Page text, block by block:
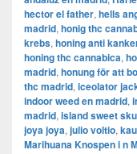
hector el father, hells
madrid, honig thc
krebs, honing anti
honing thc cannabica,
madrid, honung för att
thc madrid, iceolator
indoor weed en madrid,
madrid, island sweet
joya joya, julio voltio,
Marihuana Knospen i n